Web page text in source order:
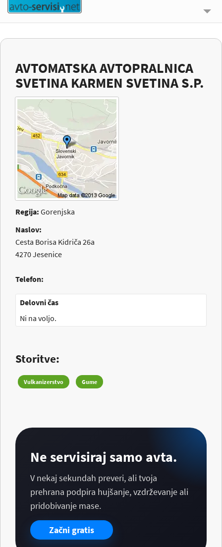
O NAS
KONTAKT
PRIJAVI SE
AVTOMATSKA AVTOPRALNICA
SVETINA KARMEN SVETINA S.P.
Regija: Gorenjska
Naslov:
Cesta Borisa Kidriča 26a
4270Jesenice
Telefon:
Delovni čas
Ni na voljo.
Storitve:
Vulkanizerstvo Gume
Ne servisiraj samo avta.
V nekaj sekundah preveri, ali tvoja
prehrana podpira hujšanje, vzdrževanje ali
pridobivanje mase.
Začni gratis